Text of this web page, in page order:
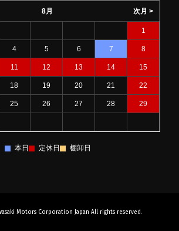
8月 次月 >
1
4 5 6 7 8
11 12 13 14 15
18 19 20 21 22
25 26 27 28 29
本日 定休日 棚卸日
Motors Corporation Japan All rights reserved.